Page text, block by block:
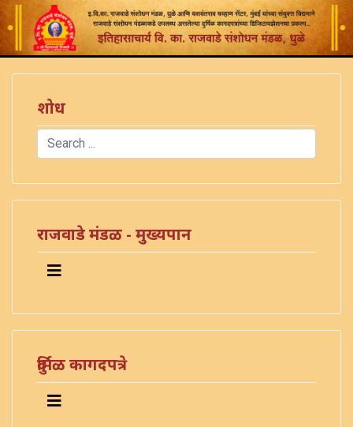
शोध
Search
राजवाडे मंडळ - मुख्यपान
दुर्मिळ कागदपत्रे